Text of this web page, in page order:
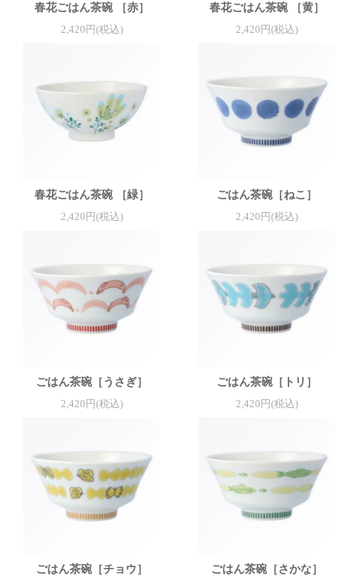
春花ごはん茶碗 ［赤］
2,420円(税込)
春花ごはん茶碗 ［黄］
2,420円(税込)
春花ごはん茶碗 ［緑］
2,420円(税込)
ごはん茶碗［ねこ］
2,420円(税込)
ごはん茶碗［うさぎ］
2,420円(税込)
ごはん茶碗［トリ］
2,420円(税込)
ごはん茶碗［チョウ］ ごはん茶碗［さかな］